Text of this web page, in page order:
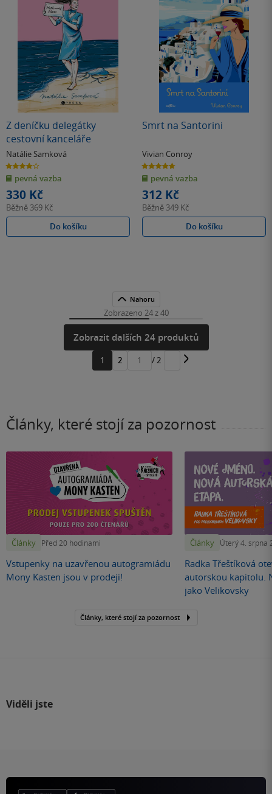
Z deníčku delegátky
cestovní kanceláře
Natálie Samková
4.0
z
5
hvězdiček
pevná vazba
330 Kč
Běžně 369 Kč
Do košíku
Smrt na Santorini
Vivian Conroy
4.7
z
5
hvězdiček
pevná vazba
312 Kč
Běžně 349 Kč
Do košíku
Nahoru
Zobrazeno 24 z 40
Zobrazit dalších 24 produktů
1 2
Přejít
/ 2
Články, které stojí za pozornost
Články Před 20 hodinami
Vstupenky na uzavřenou autogramiádu
Mony Kasten jsou v prodeji!
Články Úterý 4. srpna
Radka Třeštíková
autorskou kapitolu.
jako Velikovsky
Články, které stojí za pozornost
Viděli jste